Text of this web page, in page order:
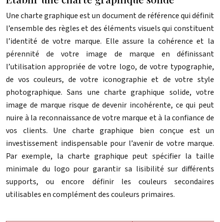
Une charte graphique est un document de référence qui définit
l’ensemble des règles et des éléments visuels qui constituent
l’identité de votre marque. Elle assure la cohérence et la
pérennité de votre image de marque en définissant
l’utilisation appropriée de votre logo, de votre typographie,
de vos couleurs, de votre iconographie et de votre style
photographique. Sans une charte graphique solide, votre
image de marque risque de devenir incohérente, ce qui peut
nuire à la reconnaissance de votre marque et à la confiance de
vos clients. Une charte graphique bien conçue est un
investissement indispensable pour l’avenir de votre marque.
Par exemple, la charte graphique peut spécifier la taille
minimale du logo pour garantir sa lisibilité sur différents
supports, ou encore définir les couleurs secondaires
utilisables en complément des couleurs primaires.